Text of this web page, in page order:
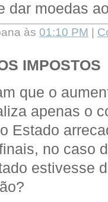
dar moedas
às 01:10 PM
IMPOSTOS
que o
apenas o
Estado
no caso
estivesse